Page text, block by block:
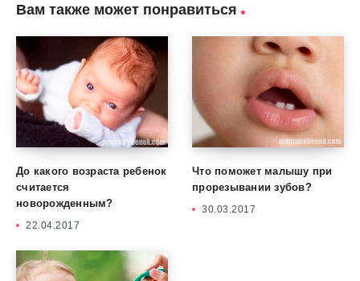
Вам также может понравиться
До какого возраста ребенок
считается
новорожденным?
22.04.2017
Что поможет малышу при
прорезывании зубов?
30.03.2017